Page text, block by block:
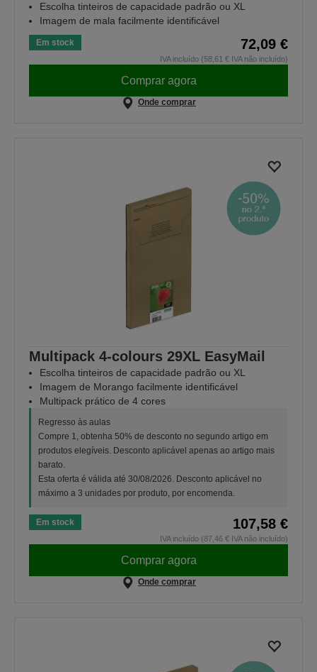
Escolha tinteiros de capacidade padrão ou XL
Imagem de mala facilmente identificável
Em stock 72,09 €
IVA incluído (58,61 € IVA não incluído)
Comprar agora
Onde comprar
Multipack 4-colours 29XL EasyMail
Escolha tinteiros de capacidade padrão ou XL
Imagem de Morango facilmente identificável
Multipack prático de 4 cores
Regresso às aulas
Compre 1, obtenha 50% de desconto no segundo artigo em
produtos elegíveis. Desconto aplicável apenas ao artigo mais
barato.
Esta oferta é válida até 30/08/2026. Desconto aplicável no
máximo a 3 unidades por produto, por encomenda.
Em stock 107,58 €
IVA incluído (87,46 € IVA não incluído)
Comprar agora
Onde comprar